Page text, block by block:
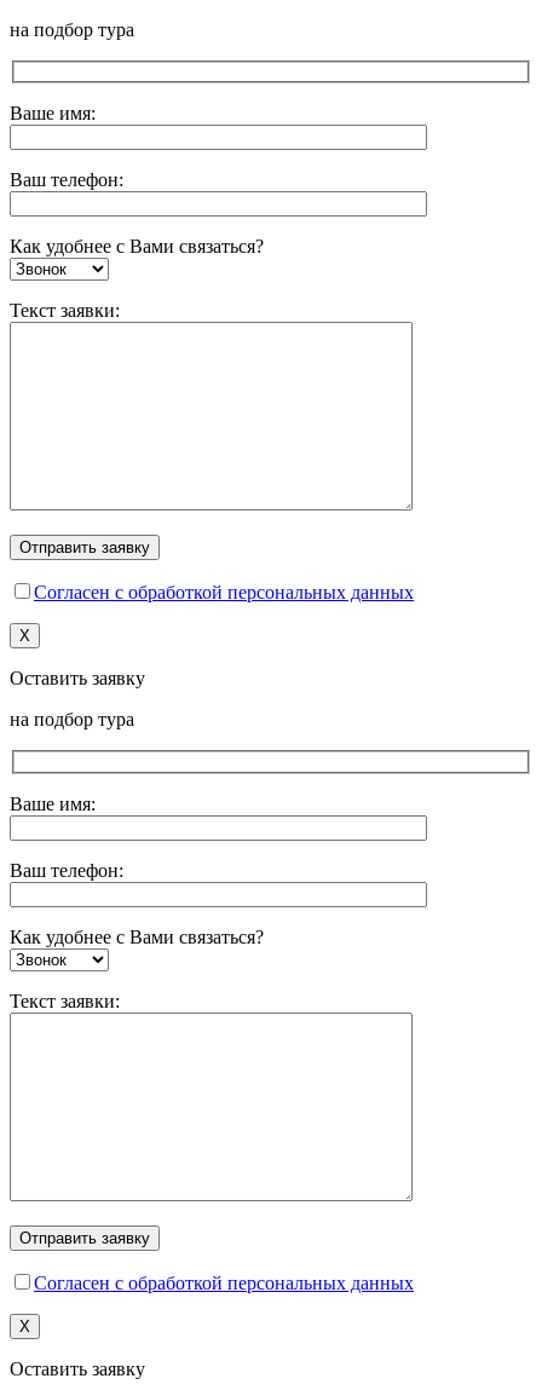
на подбор тура
Ваше имя:
Ваш телефон:
Как удобнее с Вами связаться?
Текст заявки:
Согласен с обработкой персональных данных
X
Оставить заявку
на подбор тура
Ваше имя:
Ваш телефон:
Как удобнее с Вами связаться?
Текст заявки:
Согласен с обработкой персональных данных
X
Оставить заявку